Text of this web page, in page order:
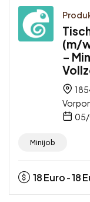
(m/
–
Minijob
18Euro -18